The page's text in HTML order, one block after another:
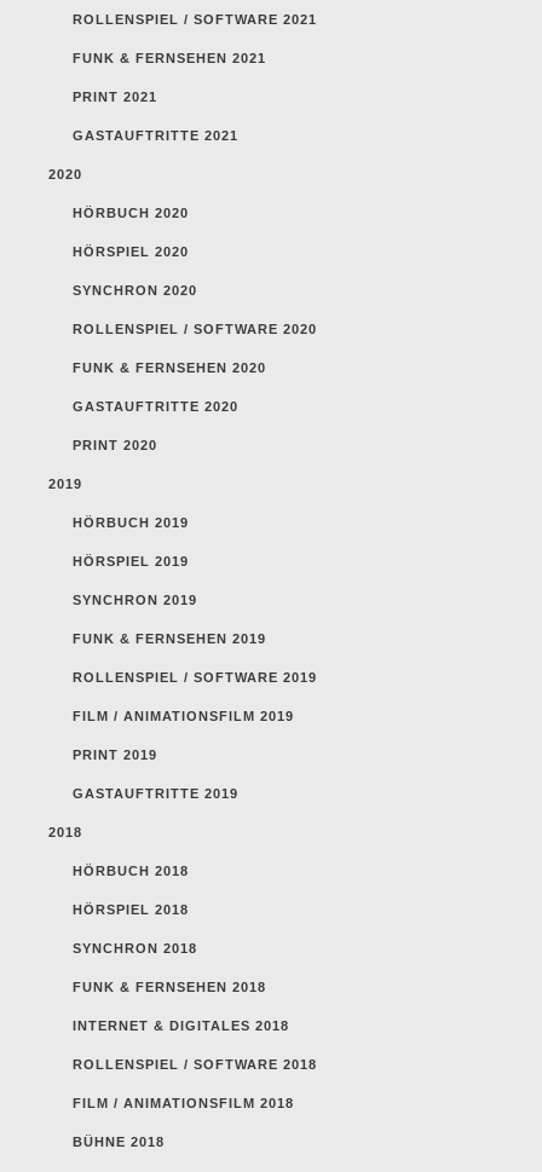
ROLLENSPIEL / SOFTWARE 2021
FUNK & FERNSEHEN 2021
PRINT 2021
GASTAUFTRITTE 2021
2020
HÖRBUCH 2020
HÖRSPIEL 2020
SYNCHRON 2020
ROLLENSPIEL / SOFTWARE 2020
FUNK & FERNSEHEN 2020
GASTAUFTRITTE 2020
PRINT 2020
2019
HÖRBUCH 2019
HÖRSPIEL 2019
SYNCHRON 2019
FUNK & FERNSEHEN 2019
ROLLENSPIEL / SOFTWARE 2019
FILM / ANIMATIONSFILM 2019
PRINT 2019
GASTAUFTRITTE 2019
2018
HÖRBUCH 2018
HÖRSPIEL 2018
SYNCHRON 2018
FUNK & FERNSEHEN 2018
INTERNET & DIGITALES 2018
ROLLENSPIEL / SOFTWARE 2018
FILM / ANIMATIONSFILM 2018
BÜHNE 2018